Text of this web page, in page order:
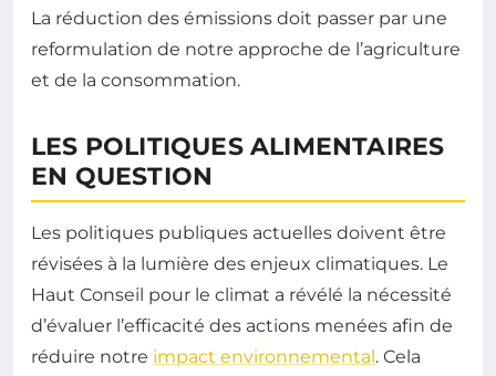
La réduction des émissions doit passer par une
reformulation de notre approche de l’agriculture
et de la consommation.
LES POLITIQUES ALIMENTAIRES
EN QUESTION
Les politiques publiques actuelles doivent être
révisées à la lumière des enjeux climatiques. Le
Haut Conseil pour le climat a révélé la nécessité
d’évaluer l’efficacité des actions menées afin de
réduire notre impact environnemental . Cela